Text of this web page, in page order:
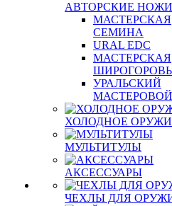
АВТОРСКИЕ НОЖИ
МАСТЕРСКАЯ
СЕМИНА
URAL EDC
МАСТЕРСКАЯ
УРАЛЬСКИЙ
МАСТЕРОВОЙ
ХОЛОДНОЕ
МУЛЬТИТУЛЫ
АКСЕССУАРЫ
ЧЕХЛЫ ДЛЯ